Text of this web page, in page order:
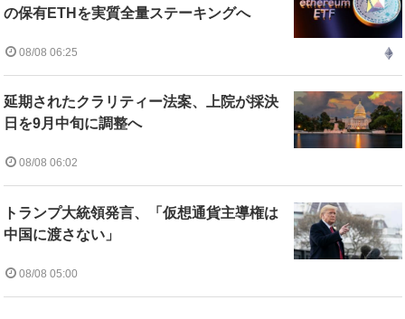
の保有ETHを実質全量ステーキングへ
08/08 06:25
延期されたクラリティー法案、上院が採決
日を9月中旬に調整へ
08/08 06:02
トランプ大統領発言、「仮想通貨主導権は
中国に渡さない」
08/08 05:00